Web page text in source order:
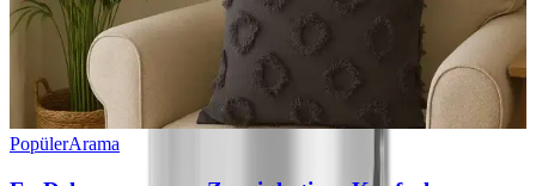
PopülerArama